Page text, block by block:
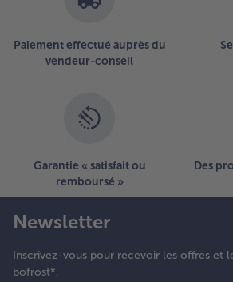
Paiement effectué auprès du
vendeur-conseil
Garantie « satisfait ou
remboursé »
Des
Newsletter
Inscrivez-vous pour recevoir les offres et
bofrost*.